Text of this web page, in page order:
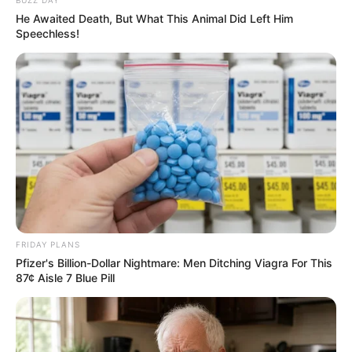
Művészek
Természet
Történetek
Világ
Információ
Adatvédelmi irányelvek
Rólunk
Test Page
He Awaited Death, But What This Animal Did Left Him
Speechless!
FRIDAY PLANS
Pfizer's Billion-Dollar Nightmare: Men Ditching Viagra For This
87¢ Aisle 7 Blue Pill